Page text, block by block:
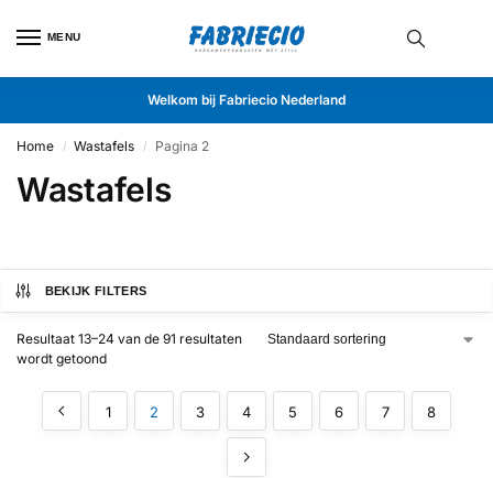
MENU
Welkom bij Fabriecio Nederland
Home / Wastafels / Pagina 2
Wastafels
BEKIJK FILTERS
Resultaat 13–24 van de 91 resultaten
wordt getoond
1 2 3 4 5 6 7 8